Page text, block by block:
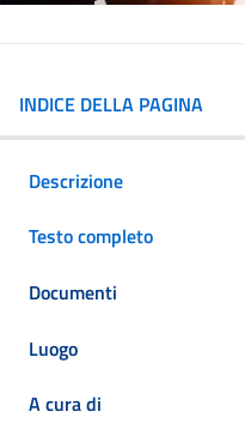
INDICE DELLA PAGINA
Descrizione
Testo completo
Documenti
Luogo
A cura di